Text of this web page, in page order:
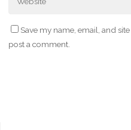
Save my name, email, and
post a comment.